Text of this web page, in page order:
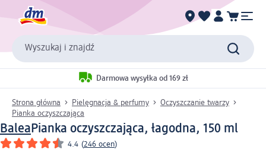
Wyszukaj i znajdź
Darmowa wysyłka od 169 zł
Strona główna Pielęgnacja & perfumy
Oczyszczanie twarzy
Pianka oczyszczająca
BaleaPianka oczyszczająca, łagodna, 150 ml
4.4 (246 ocen)